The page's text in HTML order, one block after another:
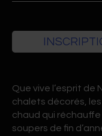
Que vive l’esprit de
chalets décorés,
chaud qui
soupers de fin